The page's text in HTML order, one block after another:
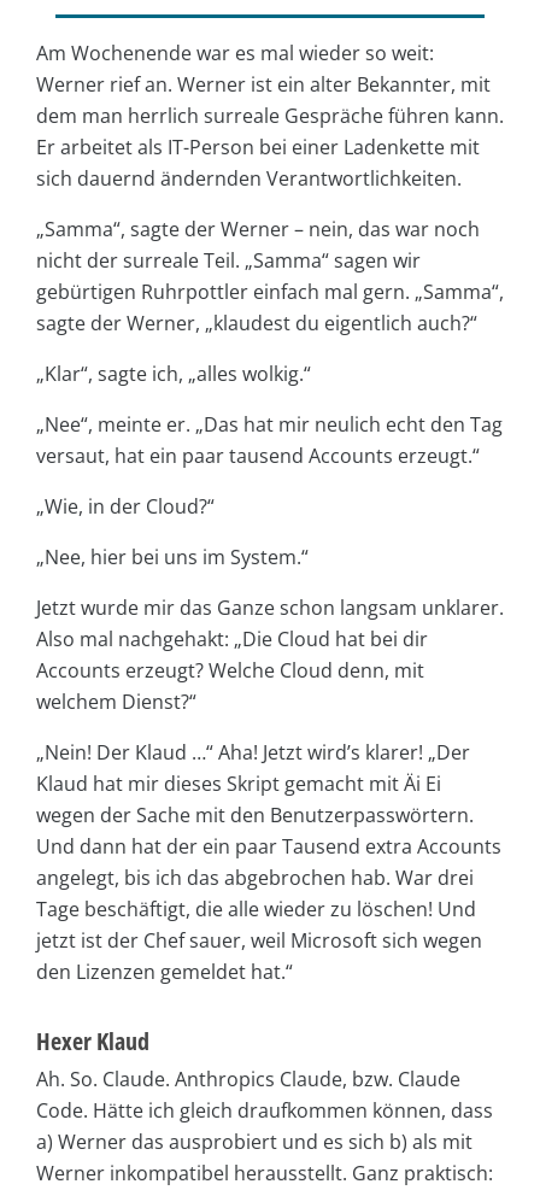
Am Wochenende war es mal wieder so weit:
Werner rief an. Werner ist ein alter Bekannter, mit
dem man herrlich surreale Gespräche führen kann.
Er arbeitet als IT-Person bei einer Ladenkette mit
sich dauernd ändernden Verantwortlichkeiten.
„Samma“, sagte der Werner – nein, das war noch
nicht der surreale Teil. „Samma“ sagen wir
gebürtigen Ruhrpottler einfach mal gern. „Samma“,
sagte der Werner, „klaudest du eigentlich auch?“
„Klar“, sagte ich, „alles wolkig.“
„Nee“, meinte er. „Das hat mir neulich echt den Tag
versaut, hat ein paar tausend Accounts erzeugt.“
„Wie, in der Cloud?“
„Nee, hier bei uns im System.“
Jetzt wurde mir das Ganze schon langsam unklarer.
Also mal nachgehakt: „Die Cloud hat bei dir
Accounts erzeugt? Welche Cloud denn, mit
welchem Dienst?“
„Nein! Der Klaud …“ Aha! Jetzt wird’s klarer! „Der
Klaud hat mir dieses Skript gemacht mit Äi Ei
wegen der Sache mit den Benutzerpasswörtern.
Und dann hat der ein paar Tausend extra Accounts
angelegt, bis ich das abgebrochen hab. War drei
Tage beschäftigt, die alle wieder zu löschen! Und
jetzt ist der Chef sauer, weil Microsoft sich wegen
den Lizenzen gemeldet hat.“
Hexer Klaud
Ah. So. Claude. Anthropics Claude, bzw. Claude
Code. Hätte ich gleich draufkommen können, dass
a) Werner das ausprobiert und es sich b) als mit
Werner inkompatibel herausstellt. Ganz praktisch: